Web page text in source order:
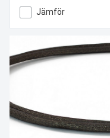
Jämför